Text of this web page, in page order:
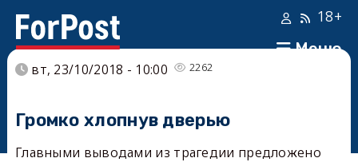
Меню
18+
вт, 23/10/2018 - 10:00 2262
Громко хлопнув дверью
Главными выводами из трагедии предложено